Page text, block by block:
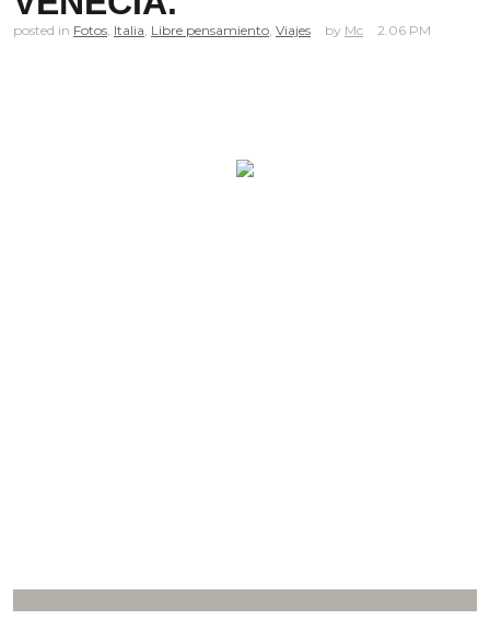
posted in Fotos Italia Libre pensamiento Viajes Mc 2.06 PM